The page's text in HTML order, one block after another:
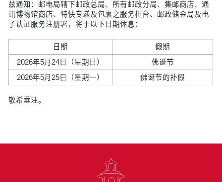
兹通知：邮电局辖下邮政总局、所有邮政分局、集邮商店、通
讯博物馆商店、特快专递及包裹之服务柜台、邮政储金局及电
子认证服务注册署，将于以下日期休息：
日期
假期
2026年5月24日（星期日）
佛诞节
2026年5月25日（星期一）
佛诞节的补假
敬希垂注。